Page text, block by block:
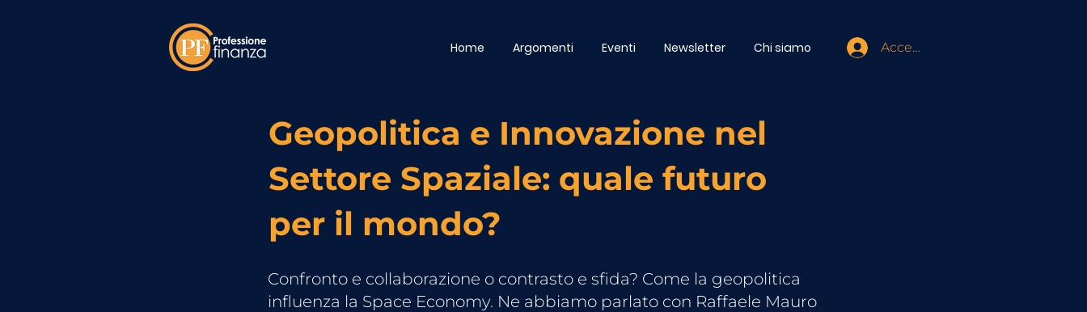
Home Argomenti Eventi Newsletter Chi siamo Accedi
Geopolitica e Innovazione nel
Settore Spaziale: quale futuro
per il mondo?
Confronto e collaborazione o contrasto e sfida? Come la geopolitica
influenza la Space Economy. Ne abbiamo parlato con Raffaele Mauro